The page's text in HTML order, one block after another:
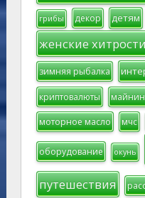
грибы декор детям
женские
зимняя рыбалка
криптовалюты
моторное масло мчс
оборудование окунь
путешествия